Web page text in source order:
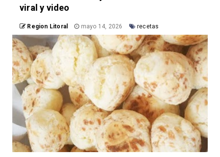
viral y video
Region Litoral mayo 14, 2026 recetas